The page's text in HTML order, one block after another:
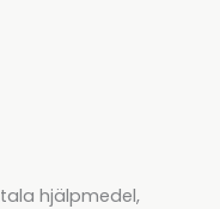
hjälpmedel,